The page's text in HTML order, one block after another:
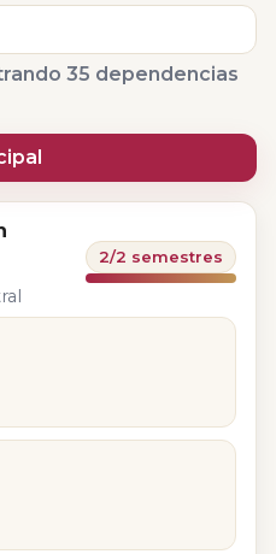
35 dependencias
2/2 semestres